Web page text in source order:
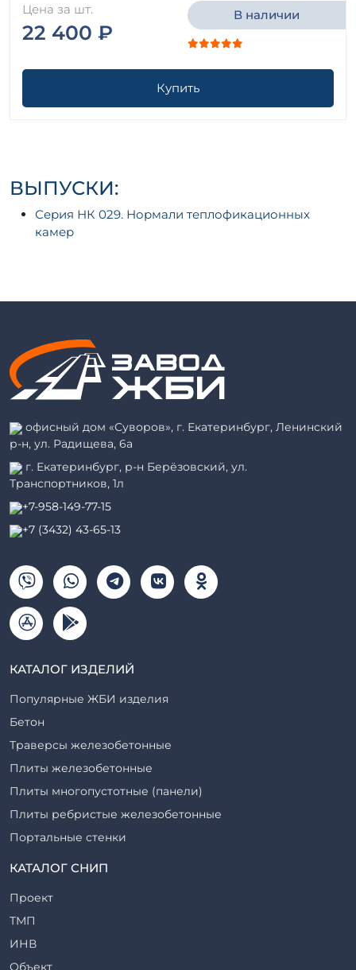
Цена за шт.
22 400 ₽
В наличии
Купить
ВЫПУСКИ:
Серия НК 029. Нормали теплофикационных
камер
офисный дом «Суворов», г. Екатеринбург, Ленинский
р-н, ул. Радищева, 6а
г. Екатеринбург, р-н Берёзовский, ул.
Транспортников, 1л
+7-958-149-77-15
+7 (3432) 43-65-13
КАТАЛОГ ИЗДЕЛИЙ
Популярные ЖБИ изделия
Бетон
Траверсы железобетонные
Плиты железобетонные
Плиты многопустотные (панели)
Плиты ребристые железобетонные
Портальные стенки
Прогоны железобетонные
Ригели железобетонные
КАТАЛОГ СНИП
Проект
ТМП
ИНВ
Объект